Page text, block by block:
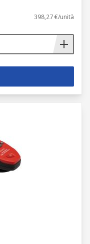
398,27 €/unità